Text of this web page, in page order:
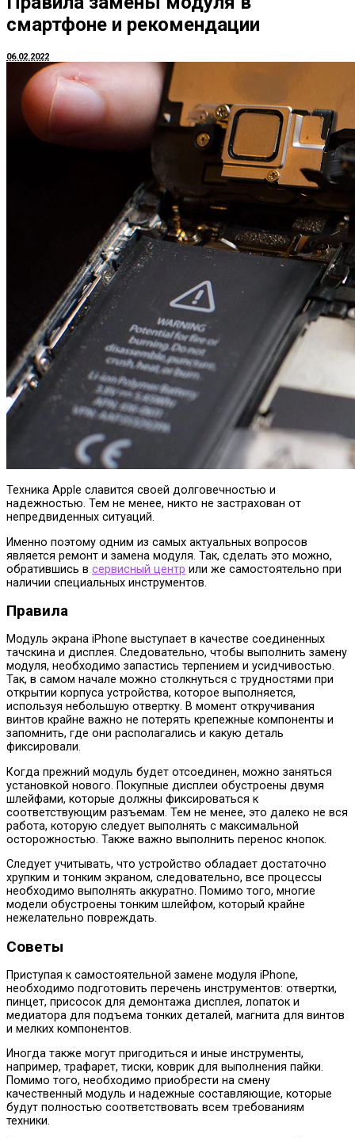
смартфоне и рекомендации
06.02.2022
Техника Apple славится своей долговечностью и
надежностью. Тем не менее, никто не застрахован от
непредвиденных ситуаций.
Именно поэтому одним из самых актуальных вопросов
является ремонт и замена модуля. Так, сделать это можно,
обратившись в сервисный центр или же самостоятельно при
наличии специальных инструментов.
Правила
Модуль экрана iPhone выступает в качестве соединенных
тачскина и дисплея. Следовательно, чтобы выполнить замену
модуля, необходимо запастись терпением и усидчивостью.
Так, в самом начале можно столкнуться с трудностями при
открытии корпуса устройства, которое выполняется,
используя небольшую отвертку. В момент откручивания
винтов крайне важно не потерять крепежные компоненты и
запомнить, где они располагались и какую деталь
фиксировали.
Когда прежний модуль будет отсоединен, можно заняться
установкой нового. Покупные дисплеи обустроены двумя
шлейфами, которые должны фиксироваться к
соответствующим разъемам. Тем не менее, это далеко не вся
работа, которую следует выполнять с максимальной
осторожностью. Также важно выполнить перенос кнопок.
Следует учитывать, что устройство обладает достаточно
хрупким и тонким экраном, следовательно, все процессы
необходимо выполнять аккуратно. Помимо того, многие
модели обустроены тонким шлейфом, который крайне
нежелательно повреждать.
Советы
Приступая к самостоятельной замене модуля iPhone,
необходимо подготовить перечень инструментов: отвертки,
пинцет, присосок для демонтажа дисплея, лопаток и
медиатора для подъема тонких деталей, магнита для винтов
и мелких компонентов.
Иногда также могут пригодиться и иные инструменты,
например, трафарет, тиски, коврик для выполнения пайки.
Помимо того, необходимо приобрести на смену
качественный модуль и надежные составляющие, которые
будут полностью соответствовать всем требованиям
техники.